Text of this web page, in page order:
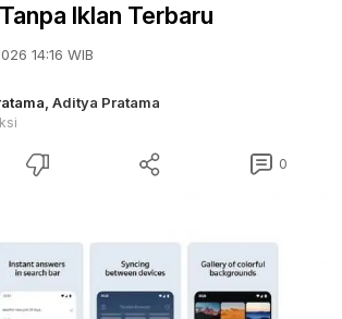
Iklan Terbaru
14:16 WIB
Aditya Pratama
0